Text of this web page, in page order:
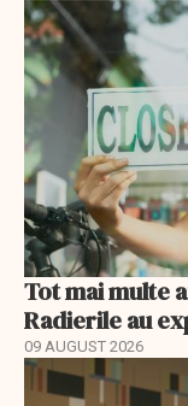
Tot mai multe
Radierile au
09 AUGUST 2026